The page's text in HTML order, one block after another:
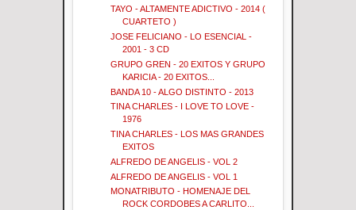
TAYO - ALTAMENTE ADICTIVO - 2014 (
CUARTETO )
JOSE FELICIANO - LO ESENCIAL -
2001 - 3 CD
GRUPO GREN - 20 EXITOS Y GRUPO
KARICIA - 20 EXITOS...
BANDA 10 - ALGO DISTINTO - 2013
TINA CHARLES - I LOVE TO LOVE -
1976
TINA CHARLES - LOS MAS GRANDES
EXITOS
ALFREDO DE ANGELIS - VOL 2
ALFREDO DE ANGELIS - VOL 1
MONATRIBUTO - HOMENAJE DEL
ROCK CORDOBES A CARLITO...